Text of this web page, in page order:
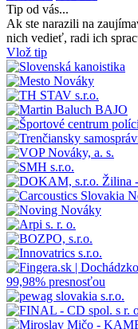
Tip od vás...
Ak ste narazili na
nich vedieť, radi ich
Vlož tip